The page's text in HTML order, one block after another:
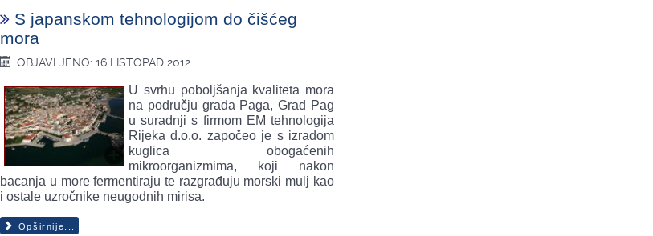
S japanskom tehnologijom do čišćeg
mora
OBJAVLJENO: 16 LISTOPAD 2012
U svrhu poboljšanja kvaliteta mora
na području grada Paga, Grad Pag
u suradnji s firmom EM tehnologija
Rijeka d.o.o. započeo je s izradom
kuglica obogaćenih
mikroorganizmima, koji nakon
bacanja u more fermentiraju te razgrađuju morski mulj kao
i ostale uzročnike neugodnih mirisa.
Opširnije...